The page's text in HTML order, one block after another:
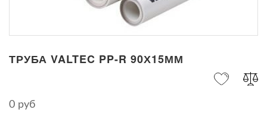
ТРУБА VALTEC PP-R 90Х15ММ
0 руб